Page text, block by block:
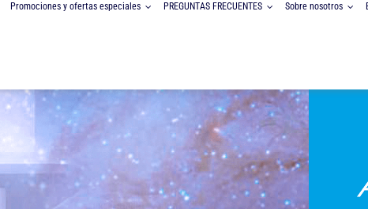
Promociones y ofertas especiales PREGUNTAS FRECUENTES Sobre nosotros